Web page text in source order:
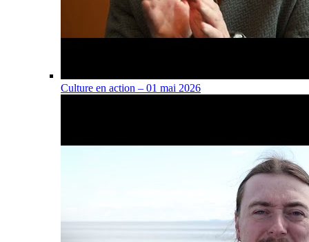
Culture en action – 01 mai 2026